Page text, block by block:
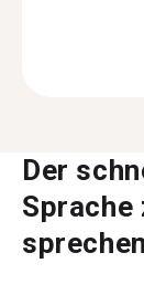
Der
Sprache